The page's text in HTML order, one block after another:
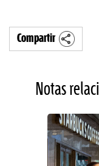
Compartir
Notas